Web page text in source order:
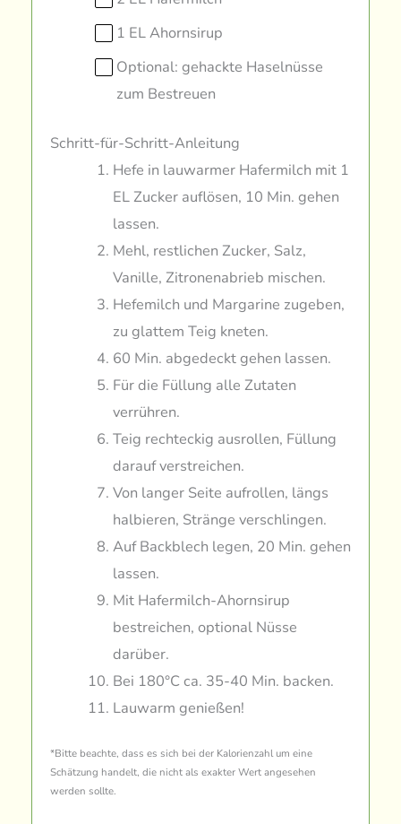
1 EL Ahornsirup
Optional: gehackte Haselnüsse
zum Bestreuen
Schritt-für-Schritt-Anleitung
Hefe in lauwarmer Hafermilch mit 1
EL Zucker auflösen, 10 Min. gehen
lassen.
Mehl, restlichen Zucker, Salz,
Vanille, Zitronenabrieb mischen.
Hefemilch und Margarine zugeben,
zu glattem Teig kneten.
60 Min. abgedeckt gehen lassen.
Für die Füllung alle Zutaten
verrühren.
Teig rechteckig ausrollen, Füllung
darauf verstreichen.
Von langer Seite aufrollen, längs
halbieren, Stränge verschlingen.
Auf Backblech legen, 20 Min. gehen
lassen.
Mit Hafermilch-Ahornsirup
bestreichen, optional Nüsse
darüber.
Bei 180°C ca. 35-40 Min. backen.
Lauwarm genießen!
*Bitte beachte, dass es sich bei der Kalorienzahl um eine
Schätzung handelt, die nicht als exakter Wert angesehen
werden sollte.